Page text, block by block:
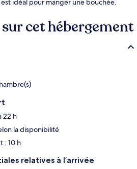
idéal pour manger une bouchée.
cet hébergement
22 h
la disponibilité
: 10 h
relatives à l’arrivée